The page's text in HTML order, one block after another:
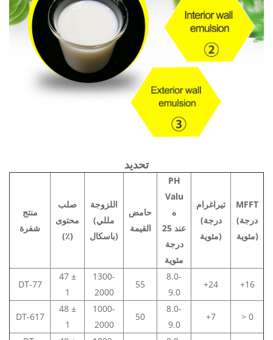
تحديد
منتج
شفرة
صلب
محتوى
(٪)
اللزوجة
(مللي
باسكال)
حامض
القيمة
PH
Valu
ه
عند 25
درجة
مئوية
تيراغرام
(درجة
مئوية)
MFFT
(درجة
مئوية)
DT-77
47 ±
1
1300-
2000
55
8.0-
9.0
+24 +16
DT-617
48 ±
1
1000-
2000
50
8.0-
9.0
+7 > 0